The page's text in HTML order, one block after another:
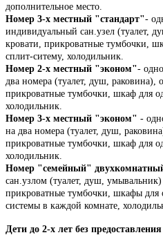
дополнительное место.
Номер 3-х местный "стандарт"-
индивидуальный сан.узел (туалет,
кровати, прикроватные тумбочки,
сплит-ситему, холодильник.
Номер 2-х местный "эконом"-
два номера (туалет, душ, раковина),
прикроватные тумбочки, шкаф для
холодильник.
Номер 3-х местный "эконом" -
на два номера (туалет, душ,
прикроватные тумбочки, шкаф для
холодильник.
Номер "семейный"
сан.узлом (туалет, душ, умывальник)
прикроватные тумбочки, шкафы для
системы в каждой комнате,
Дети до 2-х лет без